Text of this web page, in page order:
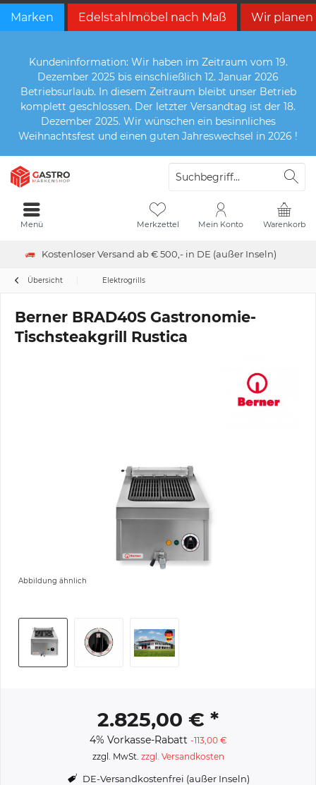
Marken Edelstahlmöbel nach Maß Wir planen
Kundeninformation: Wir haben im Zeitraum vom 19.
Dezember 2025 bis einschließlich 12. Januar 2026
Betriebsurlaub. In diesem Zeitraum bleibt unser Betrieb
komplett geschlossen. Der letzter Versandtag ist der 18.
Dezember 2025. Wir wünschen ein besinnliches
Weihnachtsfest und einen guten Jahreswechsel in 2026 !
Kostenloser Versand ab € 500,- in DE (außer Inseln)
Warenkorb
Merkzettel Mein Konto
Menü
Übersicht Elektrogrills
Berner BRAD40S Gastronomie-
Tischsteakgrill Rustica
Abbildung ähnlich
2.825,00 € *
4% Vorkasse-Rabatt -113,00 €
zzgl. MwSt. zzgl. Versandkosten
DE-Versandkostenfrei (außer Inseln)